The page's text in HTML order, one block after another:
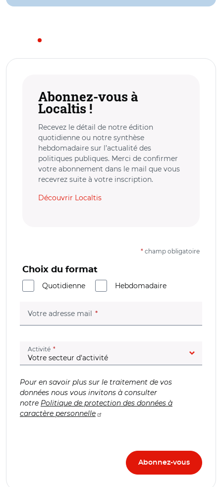
Abonnez-vous à
Localtis !
Recevez le détail de notre édition
quotidienne ou notre synthèse
hebdomadaire sur l’actualité des
politiques publiques. Merci de confirmer
votre abonnement dans le mail que vous
recevrez suite à votre inscription.
Découvrir Localtis
* champ obligatoire
Choix du format
Quotidienne
Hebdomadaire
Votre adresse mail (champ obligatoire)
Activité (champ obligatoire)
Pour en savoir plus sur le traitement de vos
données nous vous invitons à consulter
notre Politique de protection des données à
caractère personnelle